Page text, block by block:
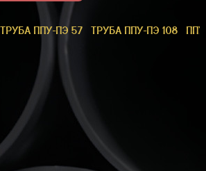
ТРУБА ППУ-ПЭ 57 ТРУБА ППУ-ПЭ 108